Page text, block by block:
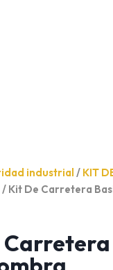
industrial / KIT
/ Kit De Carretera
Carretera